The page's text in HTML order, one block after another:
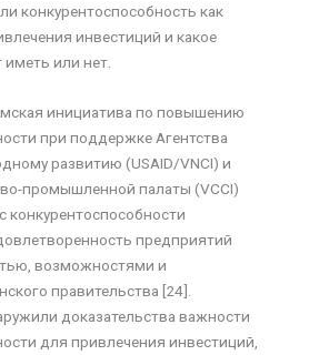
конкурентоспособность как
инвестиций и какое
или нет.
инициатива по повышению
при поддержке Агентства
развитию (USAID/VNCI) и
промышленной палаты (VCCI)
конкурентоспособности
предприятий
возможностями и
правительства [24].
доказательства важности
для привлечения инвестиций,